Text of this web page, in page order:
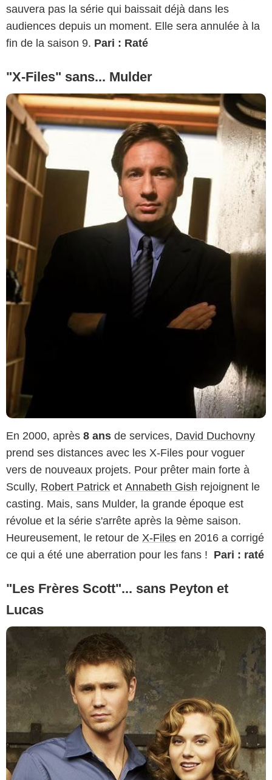
sauvera pas la série qui baissait déjà dans les
audiences depuis un moment. Elle sera annulée à la
fin de la saison 9. Pari : Raté
"X-Files" sans... Mulder
En 2000, après 8 ans de services, David Duchovny
prend ses distances avec les X-Files pour voguer
vers de nouveaux projets. Pour prêter main forte à
Scully, Robert Patrick et Annabeth Gish rejoignent le
casting. Mais, sans Mulder, la grande époque est
révolue et la série s'arrête après la 9ème saison.
Heureusement, le retour de X-Files en 2016 a corrigé
ce qui a été une aberration pour les fans ! Pari : raté
"Les Frères Scott"... sans Peyton et
Lucas